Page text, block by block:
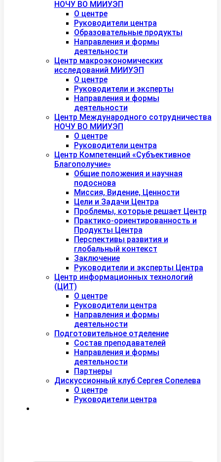
НОЧУ ВО МИИУЭП
О центре
Руководители центра
Образовательные продукты
Направления и формы
деятельности
Центр макроэкономических
исследований МИИУЭП
О центре
Руководители и эксперты
Направления и формы
деятельности
Центр Международного сотрудничества
НОЧУ ВО МИИУЭП
О центре
Руководители центра
Центр Компетенций «Субъективное
Благополучие»
Общие положения и научная
подоснова
Миссия, Видение, Ценности
Цели и Задачи Центра
Проблемы, которые решает Центр
Практико-ориентированность и
Продукты Центра
Перспективы развития и
глобальный контекст
Заключение
Руководители и эксперты Центра
Центр информационных технологий
(ЦИТ)
О центре
Руководители центра
Направления и формы
деятельности
Подготовительное отделение
Состав преподавателей
Направления и формы
деятельности
Партнеры
Дискуссионный клуб Сергея Сопелева
О центре
Руководители центра